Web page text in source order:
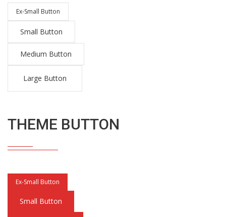
Ex-Small Button
Small Button
Medium Button
Large Button
THEME BUTTON
Ex-Small Button
Small Button